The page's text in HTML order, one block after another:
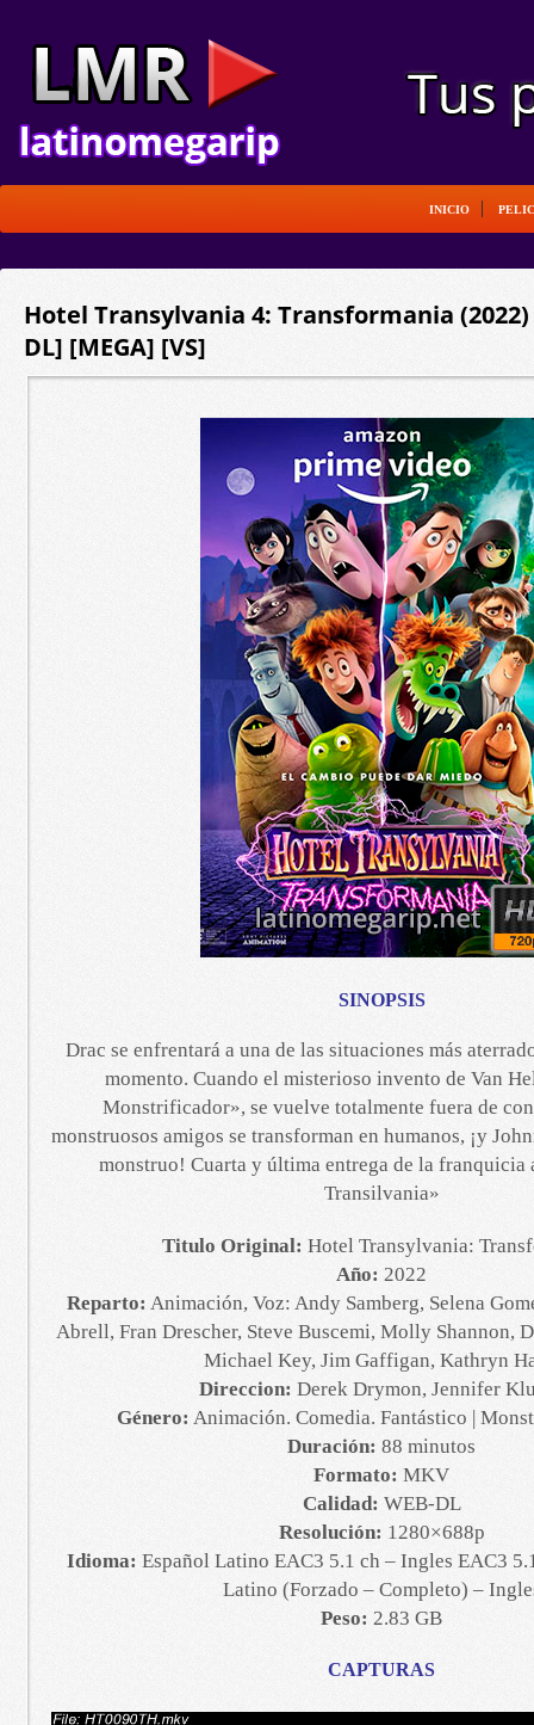
INICIO
Hotel Transylvania 4: Transformania (2022)
DL] [MEGA] [VS]
SINOPSIS
Drac se enfrentará a una de las situaciones más
momento. Cuando el misterioso invento de Van
Monstrificador», se vuelve totalmente fuera de
monstruosos amigos se transforman en humanos, ¡y
monstruo! Cuarta y última entrega de la franquicia
Transilvania»
Titulo Original: Hotel Transylvania:
Año: 2022
Reparto: Animación, Voz: Andy Samberg, Selena
Abrell, Fran Drescher, Steve Buscemi, Molly Shannon,
Michael Key, Jim Gaffigan, Kathryn
Direccion: Derek Drymon, Jennifer
Género: Animación. Comedia. Fantástico |
Duración: 88 minutos
Formato: MKV
Calidad: WEB-DL
Resolución: 1280×688p
Idioma: Español Latino EAC3 5.1 ch – Ingles EAC3
Latino (Forzado – Completo) –
Peso: 2.83 GB
CAPTURAS